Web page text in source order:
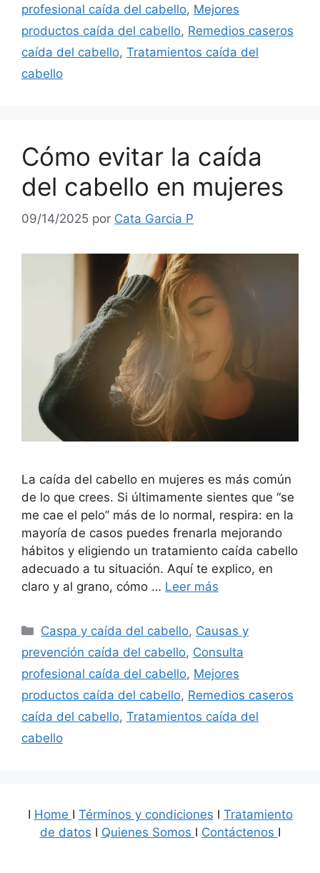
profesional caída del cabello, Mejores
productos caída del cabello, Remedios caseros
caída del cabello, Tratamientos caída del
cabello
Cómo evitar la caída
del cabello en mujeres
09/14/2025 por Cata Garcia P
La caída del cabello en mujeres es más común
de lo que crees. Si últimamente sientes que “se
me cae el pelo” más de lo normal, respira: en la
mayoría de casos puedes frenarla mejorando
hábitos y eligiendo un tratamiento caída cabello
adecuado a tu situación. Aquí te explico, en
claro y al grano, cómo … Leer más
Categorías
Caspa y caída del cabello, Causas y
prevención caída del cabello, Consulta
profesional caída del cabello, Mejores
productos caída del cabello, Remedios caseros
caída del cabello, Tratamientos caída del
cabello
I Home I Términos y condiciones I Tratamiento
de datos I Quienes Somos I Contáctenos I